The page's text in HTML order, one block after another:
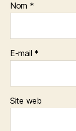
Nom *
E-mail *
Site web